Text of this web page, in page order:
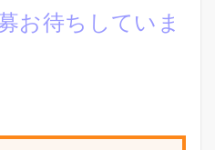
お待ちしていま